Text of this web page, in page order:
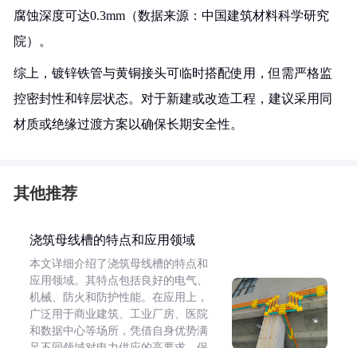
腐蚀深度可达0.3mm（数据来源：中国建筑材料科学研究
院）。
综上，镀锌铁管与黄铜接头可临时搭配使用，但需严格监
控密封性和锌层状态。对于新建或改造工程，建议采用同
材质或绝缘过渡方案以确保长期安全性。
其他推荐
浇筑母线槽的特点和应用领域
本文详细介绍了浇筑母线槽的特点和
应用领域。其特点包括良好的电气、
机械、防火和防护性能。在应用上，
广泛用于商业建筑、工业厂房、医院
和数据中心等场所，凭借自身优势满